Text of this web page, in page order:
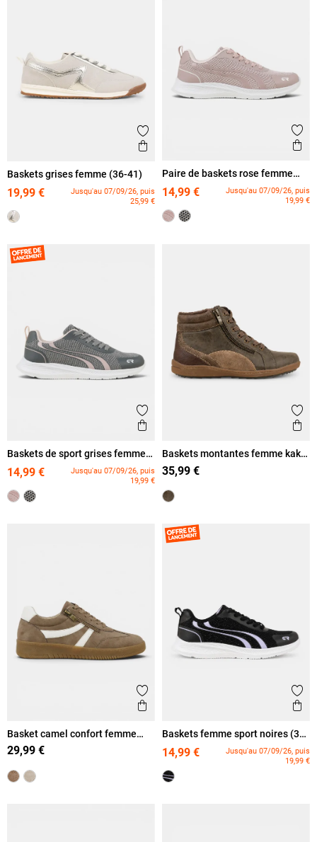
Ajouter aux favoris
Aperçu rapide
Baskets grises femme (36-41)
19,99 €
Jusqu'au 07/09/26, puis
25,99 €
Paire de baskets rose femme
14,99 €
Jusqu'au 07/09/26, puis
19,99 €
Ajouter aux favoris
Aperçu rapide
Baskets de sport grises femme
(36-42)
14,99 €
Jusqu'au 07/09/26, puis
19,99 €
Baskets montantes femme kaki
(36-41)
35,99 €
Ajouter aux favoris
Aperçu rapide
Basket camel confort femme
(36-41)
29,99 €
Baskets femme sport noires (36-
14,99 €
Jusqu'au 07/09/26, puis
19,99 €